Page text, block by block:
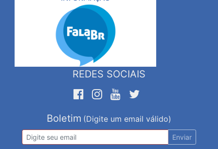
REDES SOCIAIS
Boletim (Digite um email válido)
Enviar